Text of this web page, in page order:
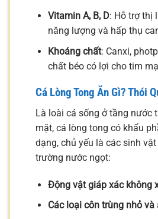
Vitamin A, B, D: Hỗ trợ thị
năng lượng và hấp thụ
Khoáng chất: Canxi,
chất béo có lợi cho tim
Cá Lòng Tong Ăn Gì? Thói
Là loài cá sống ở tầng nước
mặt, cá lòng tong có khẩu
dạng, chủ yếu là các sinh
trường nước ngọt:
Động vật giáp xác không
Các loại côn trùng nhỏ và